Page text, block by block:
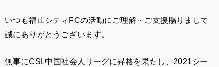
いつも福山シティFCの活動にご理解・ご支援賜りまして
誠にありがとうございます。
無事にCSL中国社会人リーグに昇格を果たし、2021シー